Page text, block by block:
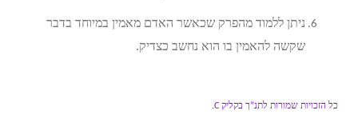
ניתן ללמוד מהפרק שכאשר האדם מאמין במיוחד בדבר
שקשה להאמין בו הוא נחשב כצדיק.
כל הזכויות שמורות לתנ”ך בקליק C.